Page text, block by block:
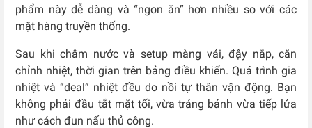
phẩm này dễ dàng và “ngon ăn” hơn nhiều so với các
mặt hàng truyền thống.
Sau khi châm nước và setup màng vải, đậy nắp, căn
chỉnh nhiệt, thời gian trên bảng điều khiển. Quá trình gia
nhiệt và “deal” nhiệt đều do nồi tự thân vận động. Bạn
không phải đầu tắt mặt tối, vừa tráng bánh vừa tiếp lửa
như cách đun nấu thủ công.